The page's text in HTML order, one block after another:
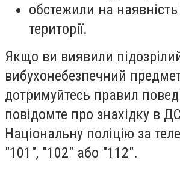
обстежили на
території.
Якщо ви виявили
вибухонебезпечний
дотримуйтесь правил
повідомте про знахідку в
Національну поліцію за
"101", "102" або "112".